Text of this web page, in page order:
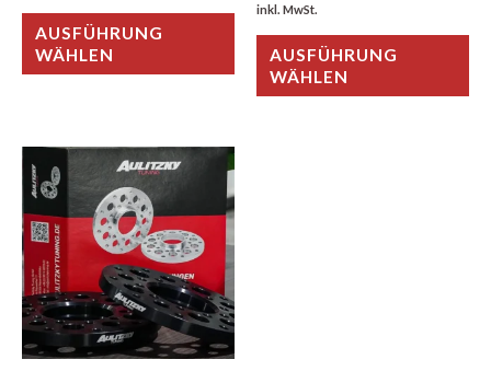
AUSFÜHRUNG
WÄHLEN
inkl. MwSt.
AUSFÜHRUNG
WÄHLEN